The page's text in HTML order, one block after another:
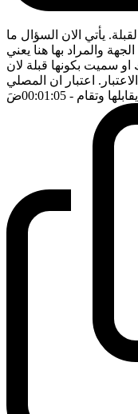
يأتي الان السؤال ما
والمراد بها هنا يعني
سميت بكونها قبلة لان
اعتبار ان المصلي
يقابلها وتقام - 00:01:05 ضَ